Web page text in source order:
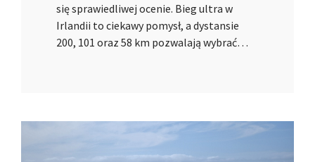
się sprawiedliwej ocenie. Bieg ultra w
Irlandii to ciekawy pomysł, a dystansie
200, 101 oraz 58 km pozwalają wybrać…